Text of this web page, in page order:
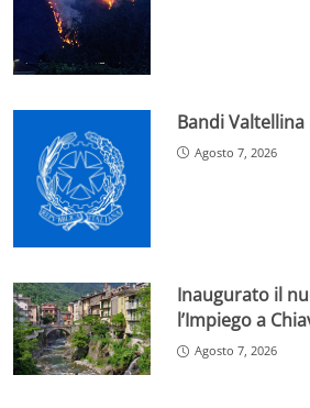
Bandi
Agosto 7, 2026
Inaugurato il
l’Impiego a
Agosto 7, 2026